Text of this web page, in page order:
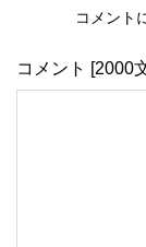
コメント
コメント [2000